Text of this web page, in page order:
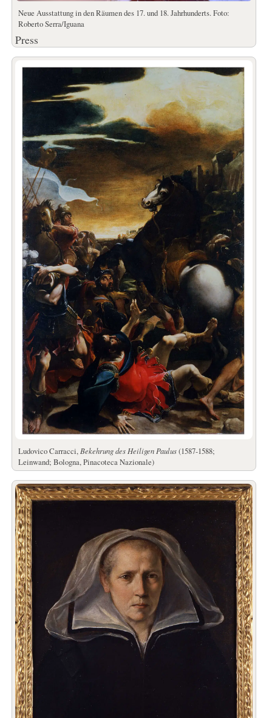
Neue Ausstattung in den Räumen des 17. und 18. Jahrhunderts. Foto:
Roberto Serra/Iguana
Press
Ludovico Carracci, Bekehrung des Heiligen Paulus(1587-1588;
Leinwand; Bologna, Pinacoteca Nazionale)